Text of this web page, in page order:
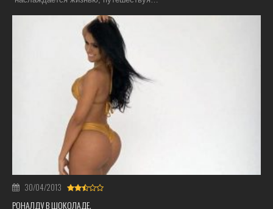
30/04/2013
РОНАЛДУ В ШОКОЛАДЕ.